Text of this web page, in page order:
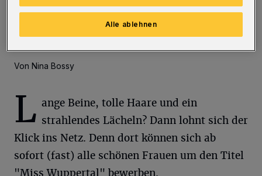
Von Nina Bossy
L ange Beine, tolle Haare und ein
strahlendes Lächeln? Dann lohnt sich der
Klick ins Netz. Denn dort können sich ab
sofort (fast) alle schönen Frauen um den Titel
"Miss Wuppertal" bewerben.
Alle ablehnen